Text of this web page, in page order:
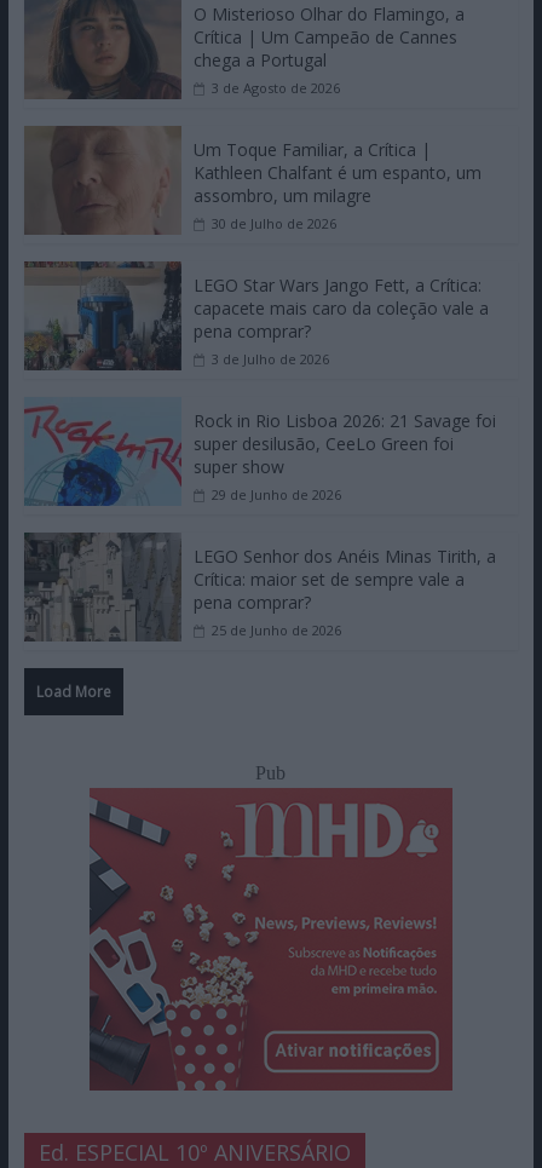
O Misterioso Olhar do Flamingo, a
Crítica | Um Campeão de Cannes
chega a Portugal
3 de Agosto de 2026
Um Toque Familiar, a Crítica |
Kathleen Chalfant é um espanto, um
assombro, um milagre
30 de Julho de 2026
LEGO Star Wars Jango Fett, a Crítica:
capacete mais caro da coleção vale a
pena comprar?
3 de Julho de 2026
Rock in Rio Lisboa 2026: 21 Savage foi
super desilusão, CeeLo Green foi
super show
29 de Junho de 2026
LEGO Senhor dos Anéis Minas Tirith, a
Crítica: maior set de sempre vale a
pena comprar?
25 de Junho de 2026
Load More
Pub
Ed. ESPECIAL 10º ANIVERSÁRIO